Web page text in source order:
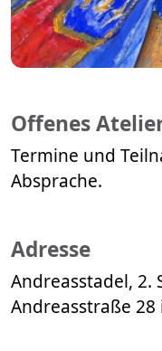
Offenes
Termine und
Absprache.
Adresse
Andreasstadel, 2.
Andreasstraße 28